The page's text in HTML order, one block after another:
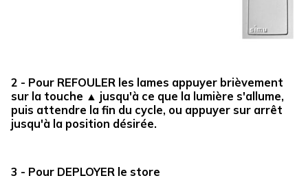
2 - Pour REFOULER les lames appuyer brièvement
sur la touche ▲ jusqu'à ce que la lumière s'allume,
puis attendre la fin du cycle, ou appuyer sur arrêt
jusqu'à la position désirée.
3 - Pour DEPLOYER le store